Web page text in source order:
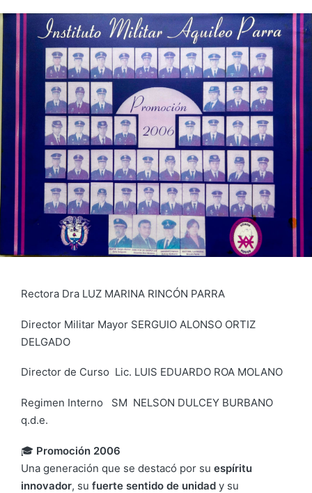
Rectora Dra LUZ MARINA RINCÓN PARRA
Director Militar Mayor SERGUIO ALONSO ORTIZ
DELGADO
Director de Curso Lic. LUIS EDUARDO ROA MOLANO
Regimen Interno SM NELSON DULCEY BURBANO
q.d.e.
🎓 Promoción 2006
Una generación que se destacó por su espíritu
innovador, su fuerte sentido de unidad y su